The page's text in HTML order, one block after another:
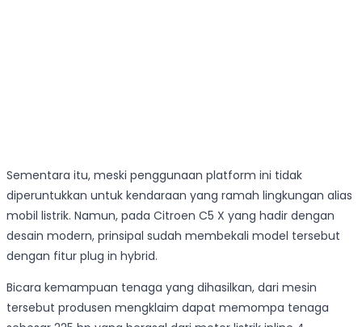
Sementara itu, meski penggunaan platform ini tidak
diperuntukkan untuk kendaraan yang ramah lingkungan alias
mobil listrik. Namun, pada Citroen C5 X yang hadir dengan
desain modern, prinsipal sudah membekali model tersebut
dengan fitur plug in hybrid.
Bicara kemampuan tenaga yang dihasilkan, dari mesin
tersebut produsen mengklaim dapat memompa tenaga